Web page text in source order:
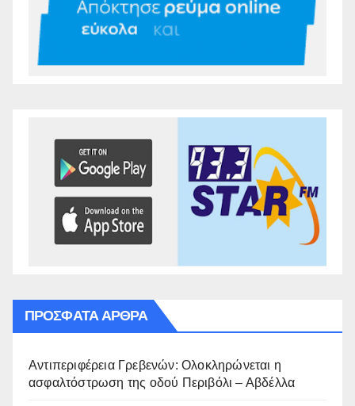
ΠΡΌΣΦΑΤΑ ΆΡΘΡΑ
Αντιπεριφέρεια Γρεβενών: Ολοκληρώνεται η
ασφαλτόστρωση της οδού Περιβόλι – Αβδέλλα